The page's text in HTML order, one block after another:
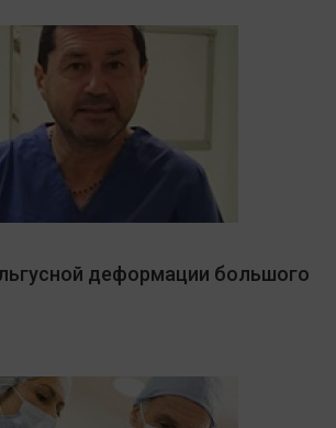
деформации большого